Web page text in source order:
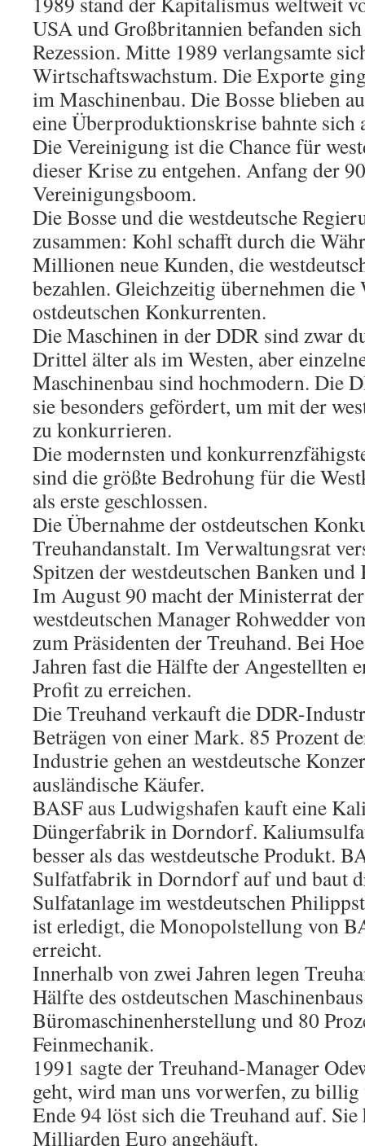
USA und Großbritannien befanden
Rezession. Mitte 1989 verlangsamte
Wirtschaftswachstum. Die Exporte
im Maschinenbau. Die Bosse blieben
eine Überproduktionskrise bahnte sich
Die Vereinigung ist die Chance für
dieser Krise zu entgehen. Anfang der
Vereinigungsboom.
Die Bosse und die westdeutsche
zusammen: Kohl schafft durch die
Millionen neue Kunden, die
bezahlen. Gleichzeitig übernehmen die
ostdeutschen Konkurrenten.
Die Maschinen in der DDR sind zwar
Drittel älter als im Westen, aber
Maschinenbau sind hochmodern. Die
sie besonders gefördert, um mit der
zu konkurrieren.
Die modernsten und
sind die größte Bedrohung für die
als erste geschlossen.
Die Übernahme der ostdeutschen
Treuhandanstalt. Im Verwaltungsrat
Spitzen der westdeutschen Banken und
Im August 90 macht der Ministerrat
westdeutschen Manager Rohwedder
zum Präsidenten der Treuhand. Bei
Jahren fast die Hälfte der Angestellten
Profit zu erreichen.
Die Treuhand verkauft die DDR-
Beträgen von einer Mark. 85 Prozent
Industrie gehen an westdeutsche
ausländische Käufer.
BASF aus Ludwigshafen kauft eine
Düngerfabrik in Dorndorf.
besser als das westdeutsche Produkt.
Sulfatfabrik in Dorndorf auf und baut
Sulfatanlage im westdeutschen
ist erledigt, die Monopolstellung von
erreicht.
Innerhalb von zwei Jahren legen
Hälfte des ostdeutschen
Büromaschinenherstellung und 80
Feinmechanik.
1991 sagte der Treuhand-Manager
geht, wird man uns vorwerfen, zu billig
Ende 94 löst sich die Treuhand auf.
Milliarden Euro angehäuft.